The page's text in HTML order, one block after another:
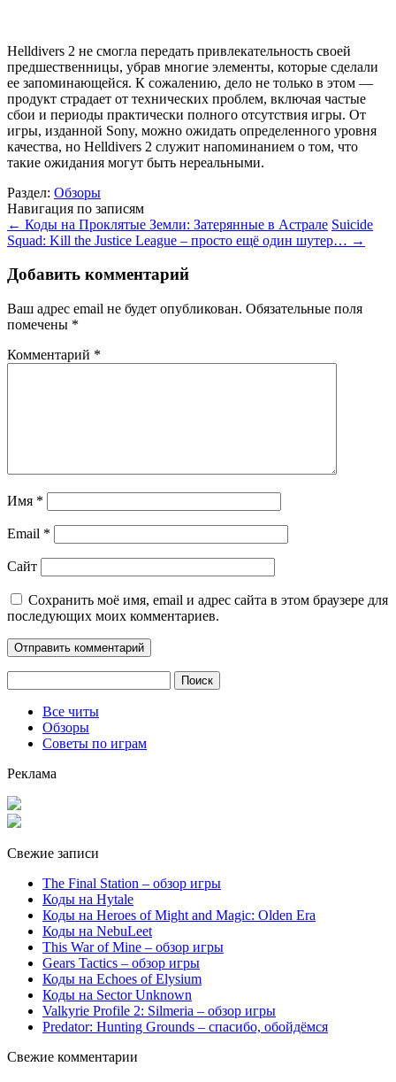
Helldivers 2 не смогла передать привлекательность своей
предшественницы, убрав многие элементы, которые сделали
ее запоминающейся. К сожалению, дело не только в этом —
продукт страдает от технических проблем, включая частые
сбои и периоды практически полного отсутствия игры. От
игры, изданной Sony, можно ожидать определенного уровня
качества, но Helldivers 2 служит напоминанием о том, что
такие ожидания могут быть нереальными.
Раздел: Обзоры
Навигация по записям
← Коды на Проклятые Земли: Затерянные в Астрале Suicide
Squad: Kill the Justice League – просто ещё один шутер… →
Добавить комментарий
Ваш адрес email не будет опубликован. Обязательные поля
помечены *
Комментарий *
Имя *
Email *
Сайт
Сохранить моё имя, email и адрес сайта в этом браузере для
последующих моих комментариев.
Все читы
Обзоры
Советы по играм
Реклама
Свежие записи
The Final Station – обзор игры
Коды на Hytale
Коды на Heroes of Might and Magic: Olden Era
Коды на NebuLeet
This War of Mine – обзор игры
Gears Tactics – обзор игры
Коды на Echoes of Elysium
Коды на Sector Unknown
Valkyrie Profile 2: Silmeria – обзор игры
Predator: Hunting Grounds – спасибо, обойдёмся
Свежие комментарии